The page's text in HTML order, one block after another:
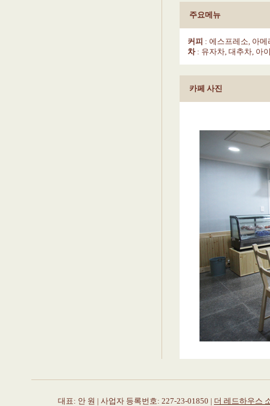
주요메뉴
커피 : 에스프레소, 아
차: 유자차, 대추차, 아
카페 사진
대표: 안 원 | 사업자 등록번호: 227-23-01850 | 더 레드하우스